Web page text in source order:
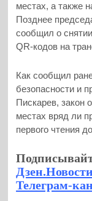
местах, а также
Позднее
сообщил о
QR-кодов на
Как сообщил
безопасности и
Пискарев, закон
местах вряд ли
первого чтения
Телеграм-